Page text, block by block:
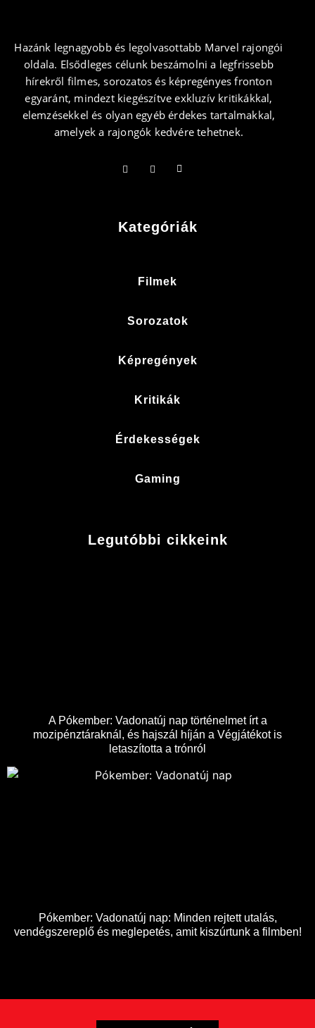
Hazánk legnagyobb és legolvasottabb Marvel rajongói
oldala. Elsődleges célunk beszámolni a legfrissebb
hírekről filmes, sorozatos és képregényes fronton
egyaránt, mindezt kiegészítve exkluzív kritikákkal,
elemzésekkel és olyan egyéb érdekes tartalmakkal,
amelyek a rajongók kedvére tehetnek.
Kategóriák
Filmek
Sorozatok
Képregények
Kritikák
Érdekességek
Gaming
Legutóbbi cikkeink
A Pókember: Vadonatúj nap történelmet írt a
mozipénztáraknál, és hajszál híján a Végjátékot is
letaszította a trónról
Pókember: Vadonatúj nap: Minden rejtett utalás,
vendégszereplő és meglepetés, amit kiszúrtunk a filmben!